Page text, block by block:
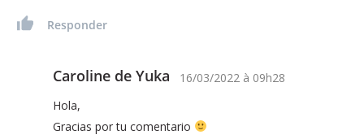
Responder
Caroline de Yuka 16/03/2022 à 09h28
Hola,
Gracias por tu comentario